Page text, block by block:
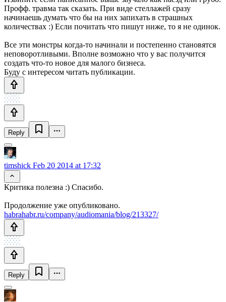
Профф. травма так сказать. При виде стеллажей сразу
начинаешь думать что бы на них запихать в страшных
количествах :) Если почитать что пишут ниже, то я не одинок.
Все эти монстры когда-то начинали и постепенно становятся
неповоротливыми. Вполне возможно что у вас получится
создать что-то новое для малого бизнеса.
Буду с интересом читать публикации.
Reply
timshick Feb 20 2014 at 17:32
Критика полезна :) Спасибо.
Продолжение уже опубликовано.
habrahabr.ru/company/audiomania/blog/213327/
Reply